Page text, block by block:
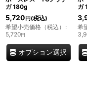
ガ 180g
5,720 円 (税込)
希望小売価格（税込） :
5,720円
オプション選択
ガ
希